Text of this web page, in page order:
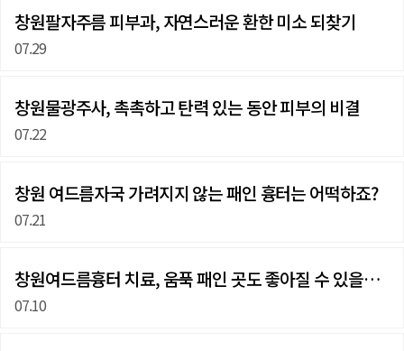
창원팔자주름 피부과, 자연스러운 환한 미소 되찾기
07.29
창원물광주사, 촉촉하고 탄력 있는 동안 피부의 비결
07.22
창원 여드름자국 가려지지 않는 패인 흉터는 어떡하죠?
07.21
창원여드름흉터 치료, 움푹 패인 곳도 좋아질 수 있을까…
07.10